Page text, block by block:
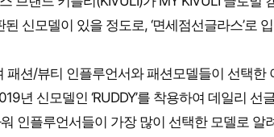
신모델이 있을 정도로, ‘면세점선글라스’로
패션/뷰티 인플루언서와 패션모델들이 선택한
년 신모델인 ‘RUDDY’를 착용하여 데일리
인플루언서들이 가장 많이 선택한 모델로 알